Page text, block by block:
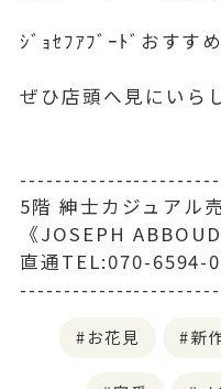
ｼﾞｮｾﾌｱﾌﾞｰﾄﾞおすす
ぜひ店頭へ見にいら
5階 紳士カジュアル
《JOSEPH
直通TEL:070-6594-
お花見 新